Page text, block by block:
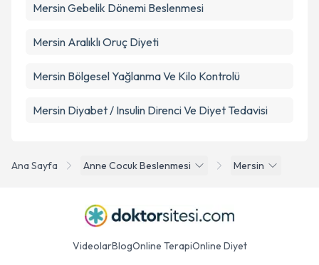
Ana Sayfa Anne Cocuk Beslenmesi Mersin
Mersin Gebelik Dönemi Beslenmesi
Mersin Aralıklı Oruç Diyeti
Mersin Bölgesel Yağlanma Ve Kilo Kontrolü
Mersin Diyabet / Insulin Direnci Ve Diyet Tedavisi
VideolarBlogOnline TerapiOnline Diyet